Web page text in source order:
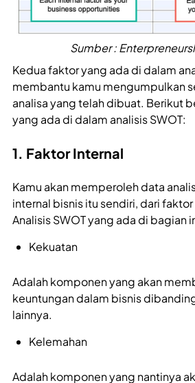
Sumber :
Kedua faktor yang ada di dalam
membantu kamu mengumpulkan
analisa yang telah dibuat. Berikut
yang ada di dalam analisis SWOT:
1. Faktor Internal
Kamu akan memperoleh data
internal bisnis itu sendiri, dari
Analisis SWOT yang ada di bagian
Kekuatan
Adalah komponen yang akan
keuntungan dalam bisnis
lainnya.
Kelemahan
Adalah komponen yang nantinya